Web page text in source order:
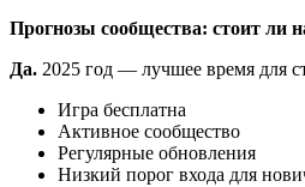
Прогнозы сообщества: стоит ли
Да. 2025 год — лучшее время для
Игра бесплатна
Активное сообщество
Регулярные обновления
Низкий порог входа для